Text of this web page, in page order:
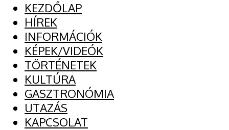
KEZDŐLAP
HÍREK
INFORMÁCIÓK
KÉPEK/VIDEÓK
TÖRTÉNETEK
KULTÚRA
GASZTRONÓMIA
UTAZÁS
KAPCSOLAT